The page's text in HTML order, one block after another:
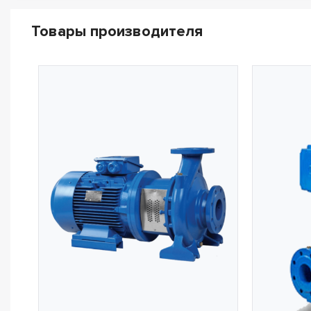
Товары производителя